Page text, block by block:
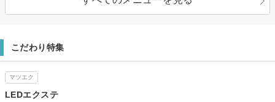
こだわり特集
マツエク
LEDエクステ